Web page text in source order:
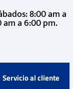
8:00 am a
a 6:00 pm.
Servicio al cliente